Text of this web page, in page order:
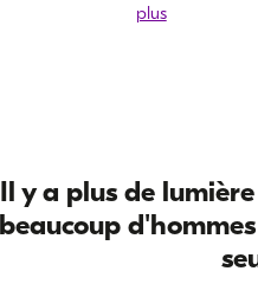
Il y a plus de
beaucoup